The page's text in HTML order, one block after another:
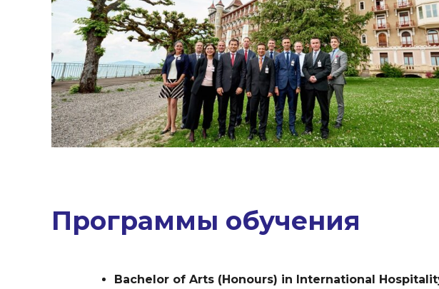
Программы обучения
Bachelor of Arts (Honours) in International